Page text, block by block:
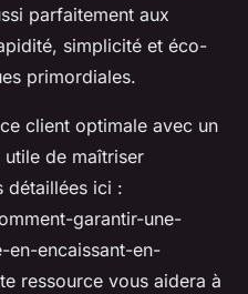
parfaitement aux
simplicité et éco-
primordiales.
client optimale avec un
de maîtriser
détaillées ici :
garantir-une-
en-encaissant-en-
ressource vous aidera à